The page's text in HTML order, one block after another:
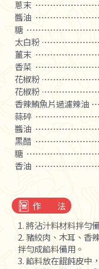
蔥末
醬油
糖
太白粉
薑末
香菜
花椒粉
花椒粉
香辣鮪魚片過濾辣油
蒜碎
醬油
黑醋
糖
香油
作 法
1. 將沾汁料材料拌勻
2. 豬絞肉、木耳、香
拌勻成餡料備用。
3. 餡料放在餛飩皮中